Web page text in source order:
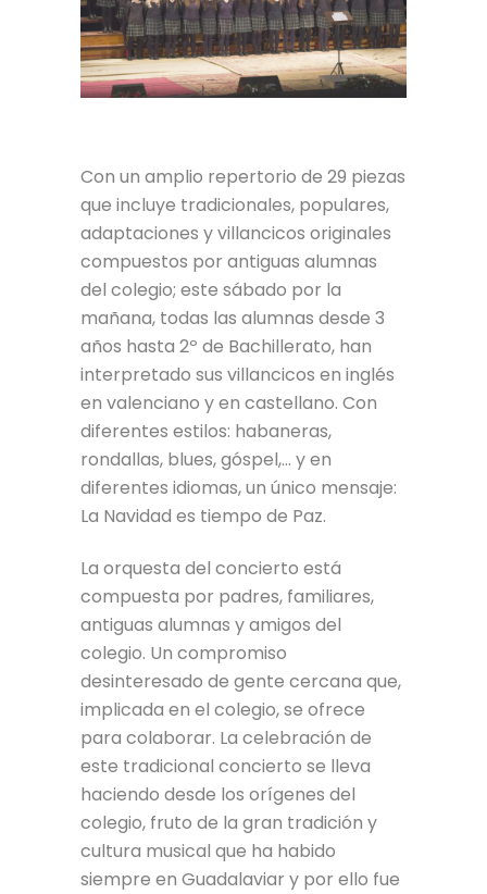
Con un amplio repertorio de 29 piezas
que incluye tradicionales, populares,
adaptaciones y villancicos originales
compuestos por antiguas alumnas
del colegio; este sábado por la
mañana, todas las alumnas desde 3
años hasta 2º de Bachillerato, han
interpretado sus villancicos en inglés
en valenciano y en castellano. Con
diferentes estilos: habaneras,
rondallas, blues, góspel,… y en
diferentes idiomas, un único mensaje:
La Navidad es tiempo de Paz.
La orquesta del concierto está
compuesta por padres, familiares,
antiguas alumnas y amigos del
colegio. Un compromiso
desinteresado de gente cercana que,
implicada en el colegio, se ofrece
para colaborar. La celebración de
este tradicional concierto se lleva
haciendo desde los orígenes del
colegio, fruto de la gran tradición y
cultura musical que ha habido
siempre en Guadalaviar y por ello fue